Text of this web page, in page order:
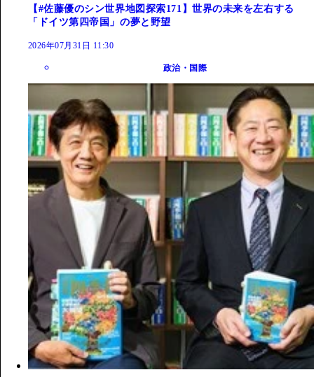
【#佐藤優のシン世界地図探索171】世界の未来を左右する
「ドイツ第四帝国」の夢と野望
2026年07月31日 11:30
政治・国際